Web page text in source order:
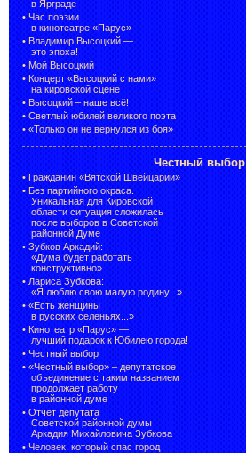
в Ярграде
• Час поэзии
в кинотеатре «Парус»
• Владимир Высоцкий —
это эпоха!
• Мой Высоцкий
• Концерт «Высоцкий с нами»
на кировской сцене
• Высоцкий – наше всё!
• Светлый юбилей великого поэта
• «Только он не вернулся из боя»
Честный выбор
• Гражданин «Вятской Швейцарии»
• Без партийного окраса.
Уникальная для Кировской
области ситуация сложилась
после выборов в Советской
районной Думе
• Зубков Аркадий:
«Дума будет работать
конструктивно»
• Лариса Зубкова:
«Я люблю свою малую родину...»
• «Есть женщины
в русских селеньях...»
• Кинотеатр «Парус» —
лучший подарок к Юбилею города!
• Честный выбор
• «Честный выбор» – депутатское
объединение с таким названием
продолжает работу
в районной думе
• Отчет депутата
Советской районной думы
Аркадия Михайловича Зубкова
• Человек, который спас город